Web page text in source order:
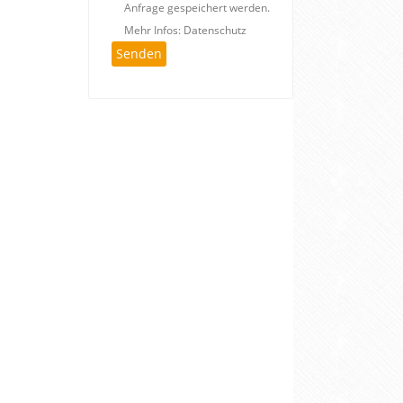
Anfrage gespeichert werden.
Mehr Infos: Datenschutz